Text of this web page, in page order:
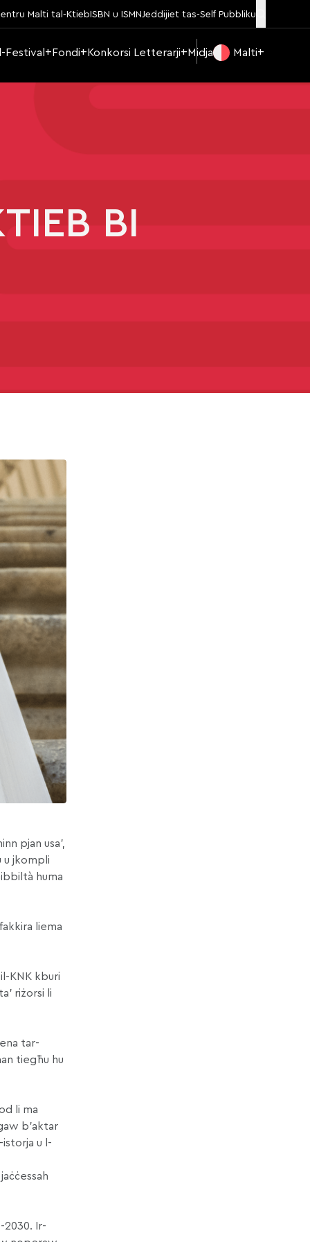
Malti tal-Ktieb ISBN u ISMNJeddijiet tas-Self Pubbliku
Il-Festival Fondi Konkorsi Letterarji Midja Malti
BI
pjan usa’,
u jkompli
huma
liema
KNK kburi
riżorsi li
tar-
tiegħu hu
li ma
b’aktar
u l-
2030. Ir-